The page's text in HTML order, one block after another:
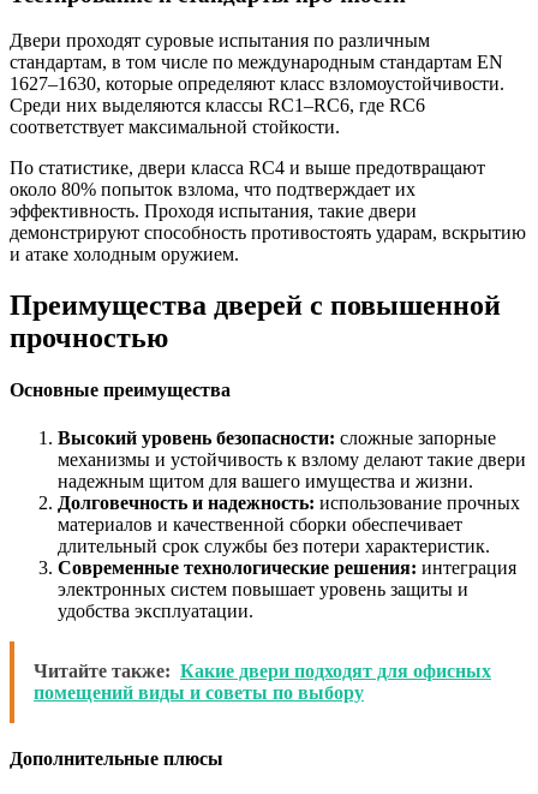
Двери проходят суровые испытания по различным
стандартам, в том числе по международным стандартам EN
1627–1630, которые определяют класс взломоустойчивости.
Среди них выделяются классы RC1–RC6, где RC6
соответствует максимальной стойкости.
По статистике, двери класса RC4 и выше предотвращают
около 80% попыток взлома, что подтверждает их
эффективность. Проходя испытания, такие двери
демонстрируют способность противостоять ударам, вскрытию
и атаке холодным оружием.
Преимущества дверей с повышенной
прочностью
Основные преимущества
Высокий уровень безопасности: сложные запорные
механизмы и устойчивость к взлому делают такие двери
надежным щитом для вашего имущества и жизни.
Долговечность и надежность: использование прочных
материалов и качественной сборки обеспечивает
длительный срок службы без потери характеристик.
Современные технологические решения: интеграция
электронных систем повышает уровень защиты и
удобства эксплуатации.
Читайте также: Какие двери подходят для офисных
помещений виды и советы по выбору
Дополнительные плюсы